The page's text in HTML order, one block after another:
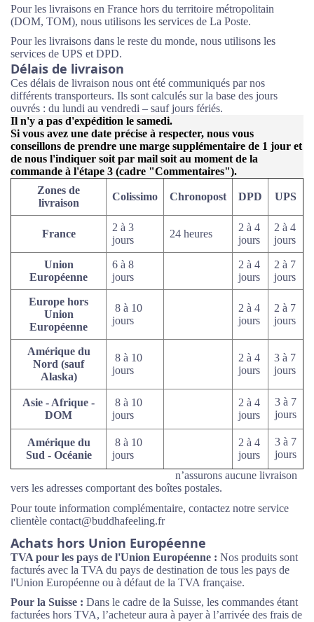
Pour les livraisons en France hors du territoire métropolitain
(DOM, TOM), nous utilisons les services de La Poste.
Pour les livraisons dans le reste du monde, nous utilisons les
services de UPS et DPD.
Délais de livraison
Ces délais de livraison nous ont été communiqués par nos
différents transporteurs. Ils sont calculés sur la base des jours
ouvrés : du lundi au vendredi – sauf jours fériés.
Il n'y a pas d'expédition le samedi.
Si vous avez une date précise à respecter, nous vous
conseillons de prendre une marge supplémentaire de 1 jour et
de nous l'indiquer soit par mail soit au moment de la
commande à l'étape 3 (cadre "Commentaires").
Zones de
livraison
Colissimo Chronopost DPD UPS
France
2 à 3
jours
24 heures
2 à 4
jours
2 à 4
jours
Union
Européenne
6 à 8
jours
2 à 4
jours
2 à 7
jours
Europe hors
Union
Européenne
8 à 10
jours
2 à 4
jours
2 à 7
jours
Amérique du
Nord (sauf
Alaska)
8 à 10
jours
2 à 4
jours
3 à 7
jours
Asie - Afrique -
DOM
8 à 10
jours
2 à 4
jours
3 à 7
jours
Amérique du
Sud - Océanie
8 à 10
jours
2 à 4
jours
3 à 7
jours
n’assurons aucune livraison
vers les adresses comportant des boîtes postales.
Pour toute information complémentaire, contactez notre service
clientèle contact@buddhafeeling.fr
Achats hors Union Européenne
TVA pour les pays de l'Union Européenne : Nos produits sont
facturés avec la TVA du pays de destination de tous les pays de
l'Union Européenne ou à défaut de la TVA française.
Pour la Suisse : Dans le cadre de la Suisse, les commandes étant
facturées hors TVA, l’acheteur aura à payer à l’arrivée des frais de